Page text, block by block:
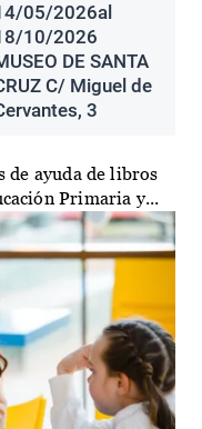
05/2026al
10/2026
DE SANTA
C/ Miguel de
3
de ayuda de libros
Primaria y...